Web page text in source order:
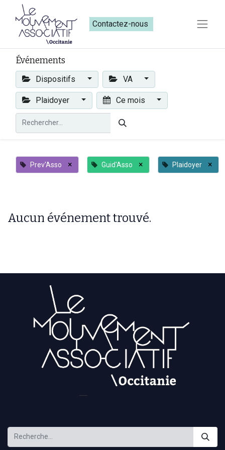
Contactez-nous​​
Événements
Dispositifs VA
Plaidoyer Ce mois
Prev'Asso × Guid'Asso × Plaidoyer ×
Aucun événement trouvé.